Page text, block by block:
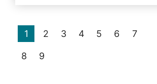
1 2 3 4 5 6 7
8 9